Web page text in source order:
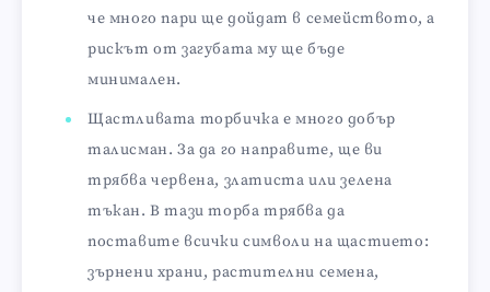
че много пари ще дойдат в семейството, а
рискът от загубата му ще бъде
минимален.
Щастливата торбичка е много добър
талисман. За да го направите, ще ви
трябва червена, златиста или зелена
тъкан. В тази торба трябва да
поставите всички символи на щастието:
зърнени храни, растителни семена,